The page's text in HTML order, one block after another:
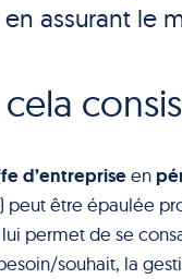
assurant le
d’entrepriseen
être épaulée
permet de se
souhait, la